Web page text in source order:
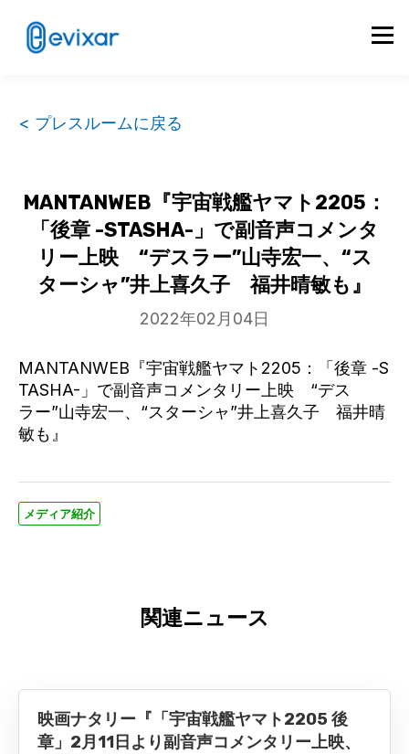
< プレスルームに戻る
MANTANWEB『宇宙戦艦ヤマト2205：
「後章 -STASHA-」で副音声コメンタ
リー上映 “デスラー”山寺宏一、“ス
ターシャ”井上喜久子 福井晴敏も』
2022年02月04日
MANTANWEB『宇宙戦艦ヤマト2205：「後章 -S
TASHA-」で副音声コメンタリー上映 “デス
ラー”山寺宏一、“スターシャ”井上喜久子 福井晴
敏も』
メディア紹介
関連ニュース
映画ナタリー『「宇宙戦艦ヤマト2205 後
章」2月11日より副音声コメンタリー上映、